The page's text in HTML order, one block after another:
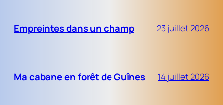
Empreintes dans un champ 23 juillet 2026
Ma cabane en forêt de Guînes 14 juillet 2026